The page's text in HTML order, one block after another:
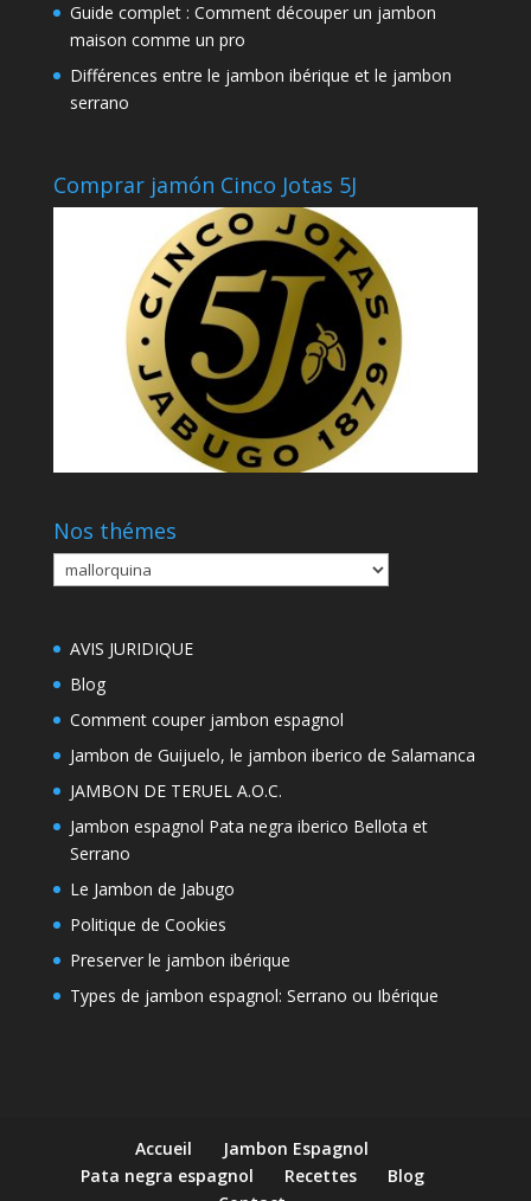
Guide complet : Comment découper un jambon
maison comme un pro
Différences entre le jambon ibérique et le jambon
serrano
Comprar jamón Cinco Jotas 5J
Nos thémes
Nos
thémes
AVIS JURIDIQUE
Blog
Comment couper jambon espagnol
Jambon de Guijuelo, le jambon iberico de Salamanca
JAMBON DE TERUEL A.O.C.
Jambon espagnol Pata negra iberico Bellota et
Serrano
Le Jambon de Jabugo
Politique de Cookies
Preserver le jambon ibérique
Types de jambon espagnol: Serrano ou Ibérique
Accueil
Jambon Espagnol
Pata negra espagnol
Recettes
Blog